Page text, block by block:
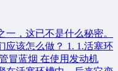
，这已不是什么秘密。
应该怎么做？ 1. 1.活塞环
冒蓝烟 在使用发动机